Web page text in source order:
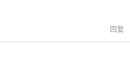
回复